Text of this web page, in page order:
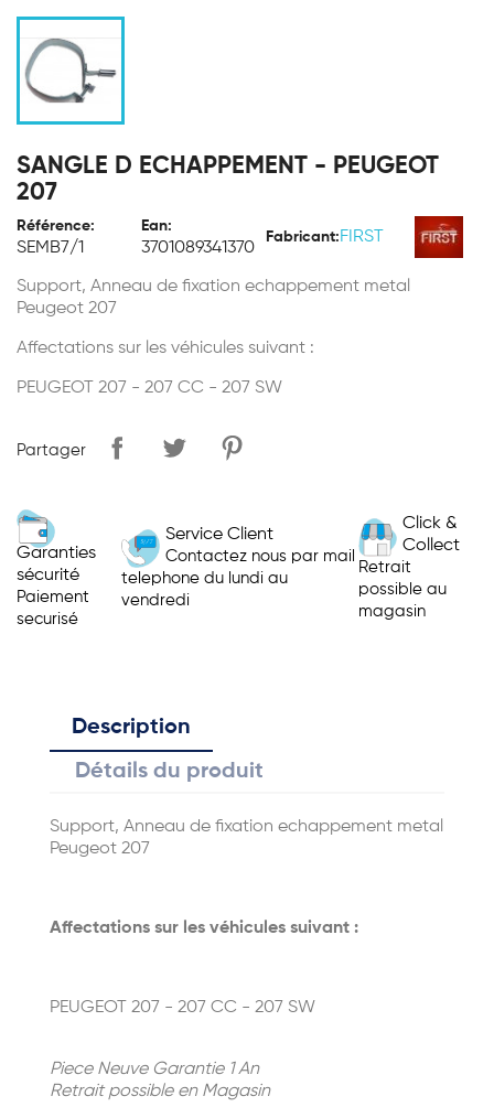
SANGLE D ECHAPPEMENT - PEUGEOT
207
Référence:
SEMB7/1
Ean:
3701089341370
Fabricant: FIRST
Support, Anneau de fixation echappement metal
Peugeot 207
Affectations sur les véhicules suivant :
PEUGEOT 207 - 207 CC - 207 SW
Partager
Garanties
sécurité
Paiement
securisé
Service Client
Contactez nous par mail
telephone du lundi au
vendredi
Click &
Collect
Retrait
possible au
magasin
Description
Détails du produit
Support, Anneau de fixation echappement metal
Peugeot 207
Affectations sur les véhicules suivant :
PEUGEOT 207 - 207 CC - 207 SW
Piece Neuve Garantie 1 An
Retrait possible en Magasin